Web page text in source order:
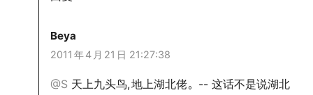
Beya
2011 年4 月 21 日 21:27:38
@S 天上九头鸟,地上湖北佬。-- 这话不是说湖北